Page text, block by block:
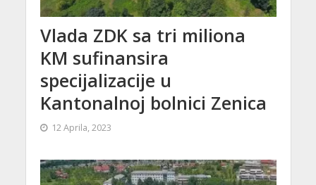
Vlada ZDK sa tri miliona
KM sufinansira
specijalizacije u
Kantonalnoj bolnici Zenica
12 Aprila, 2023